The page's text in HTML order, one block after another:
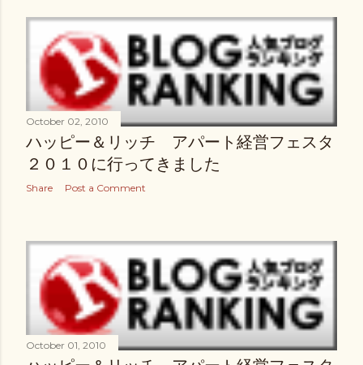
October 02, 2010
ハッピー＆リッチ アパート経営フェスタ
２０１０に行ってきました
Share Post a Comment
October 01, 2010